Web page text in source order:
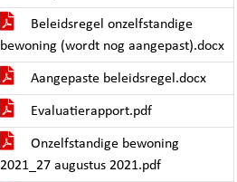
Beleidsregel onzelfstandige
bewoning (wordt nog aangepast).docx
Aangepaste beleidsregel.docx
Evaluatierapport.pdf
Onzelfstandige bewoning
2021_27 augustus 2021.pdf